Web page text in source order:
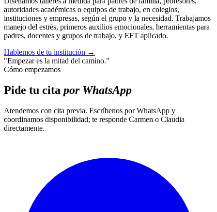
autoridades académicas o equipos de trabajo, en colegios,
instituciones y empresas, según el grupo y la necesidad. Trabajamos
manejo del estrés, primeros auxilios emocionales, herramientas para
padres, docentes y grupos de trabajo, y EFT aplicado.
Hablemos de tu institución →
"Empezar es la mitad del camino."
Cómo empezamos
Pide tu cita por WhatsApp
Atendemos con cita previa. Escríbenos por WhatsApp y
coordinamos disponibilidad; te responde Carmen o Claudia
directamente.